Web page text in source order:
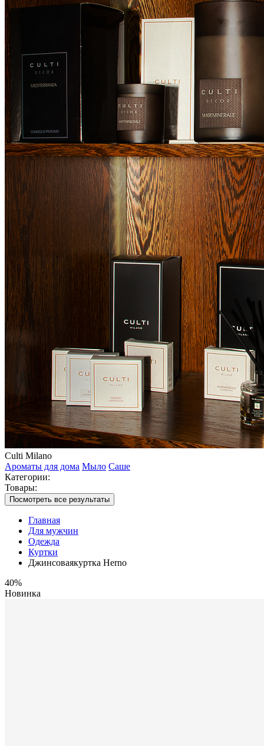
Culti Milano
Ароматы для дома Мыло Саше
Категории:
Товары:
Посмотреть все результаты
Главная
Для мужчин
Одежда
Куртки
Джинсоваякуртка Herno
40%
Новинка